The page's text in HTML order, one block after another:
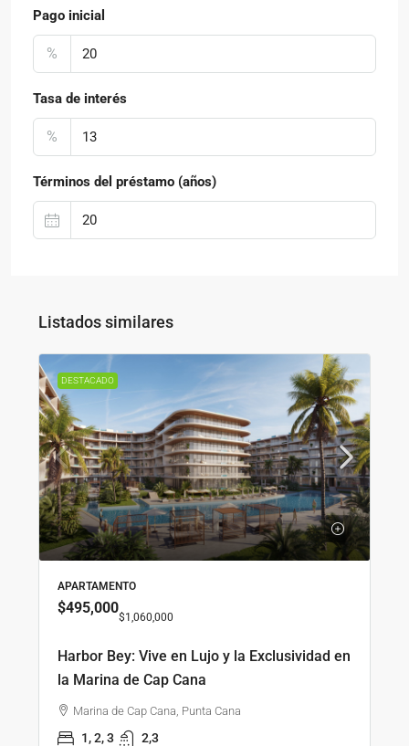
Pago inicial
%
Tasa de interés
%
Términos del préstamo (años)
Listados similares
DESTACADO
APARTAMENTO
$495,000
$1,060,000
Harbor Bey: Vive en Lujo y la Exclusividad en
la Marina de Cap Cana
Marina de Cap Cana, Punta Cana
1, 2, 3 2,3